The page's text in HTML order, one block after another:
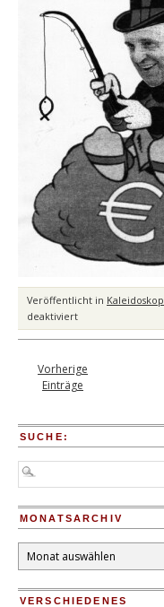
Veröffentlicht in Kaleidoskop
deaktiviertfür
Der
Vorherige
Einträge
SUCHE:
MONATSARCHIV
Monatsarchiv
VERSCHIEDENES